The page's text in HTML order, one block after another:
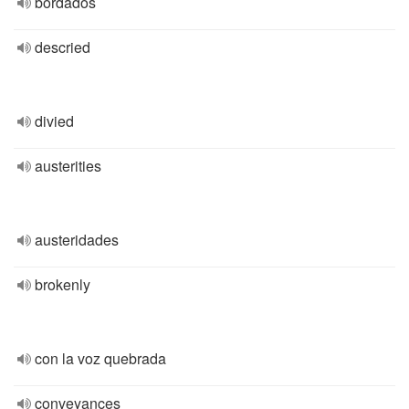
descried
divied
austerities
austeridades
brokenly
con la voz quebrada
conveyances